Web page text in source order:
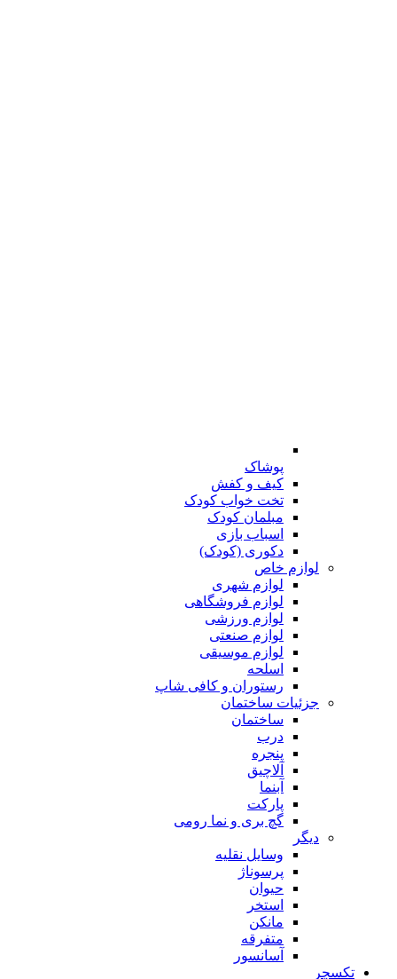
پوشاک
کیف و کفش
تخت خواب کودک
مبلمان کودک
اسباب بازی
دکوری (کودک)
لوازم خاص
لوازم شهری
لوازم فروشگاهی
لوازم ورزشی
لوازم صنعتی
لوازم موسیقی
اسلحه
رستوران و کافی شاپ
جزئیات ساختمان
ساختمان
درب
پنجره
آلاچیق
آبنما
پارکت
گچ بری و نما رومی
دیگر
وسایل نقلیه
پرسوناژ
حیوان
استخر
مانکن
متفرقه
آسانسور
تکسچر